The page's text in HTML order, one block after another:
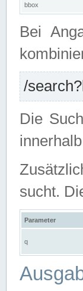
bbox
Bei
/
Die
sucht.
Parameter
q